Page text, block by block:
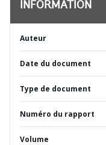
INFORMATION
Auteur
Date du document
Type de document
Numéro du rapport
Volume